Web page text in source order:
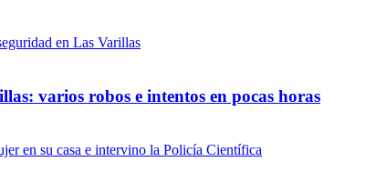
varios robos e intentos en pocas horas